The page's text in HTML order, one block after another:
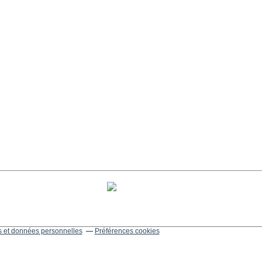
et données personnelles Préférences cookies